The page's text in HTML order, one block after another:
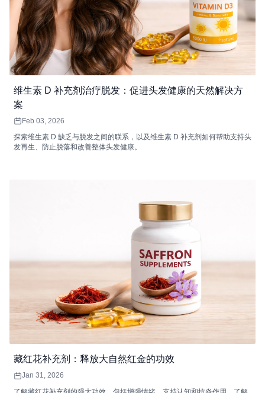
维生素 D 补充剂治疗脱发：促进头发健康的天然解决方
案
Feb 03, 2026
探索维生素 D 缺乏与脱发之间的联系，以及维生素 D 补充剂如何帮助支持头
发再生、防止脱落和改善整体头发健康。
藏红花补充剂：释放大自然红金的功效
Jan 31, 2026